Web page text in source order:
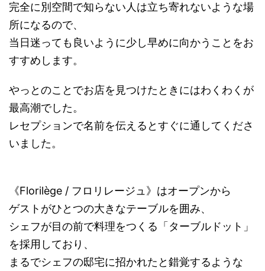
完全に別空間で知らない人は立ち寄れないような場
所になるので、
当日迷っても良いように少し早めに向かうことをお
すすめします。
やっとのことでお店を見つけたときにはわくわくが
最高潮でした。
レセプションで名前を伝えるとすぐに通してくださ
いました。
《Florilège / フロリレージュ》はオープンから
ゲストがひとつの大きなテーブルを囲み、
シェフが目の前で料理をつくる「ターブルドット」
を採用しており、
まるでシェフの邸宅に招かれたと錯覚するような